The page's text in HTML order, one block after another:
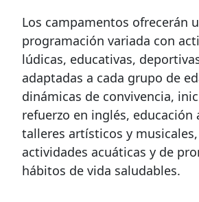
Los campamentos ofrecerán
programación variada con
lúdicas, educativas,
adaptadas a cada grupo de
dinámicas de convivencia,
refuerzo en inglés, educación
talleres artísticos y
actividades acuáticas y de
hábitos de vida saludables.